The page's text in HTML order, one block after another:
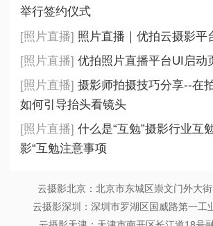
举行签约仪式
[照片直播] 照片直播｜优拍云摄影平
[照片直播] 优拍照片直播平台UI启动
[照片直播] 摄影师拍摄技巧分享--在
如何引导抬头看镜头
[照片直播] 什么是“互勉”摄影行业互
影“互勉注意事项
云摄影北京：北京市东城区崇文门外大
云摄影深圳：深圳市罗湖区国威路第一工